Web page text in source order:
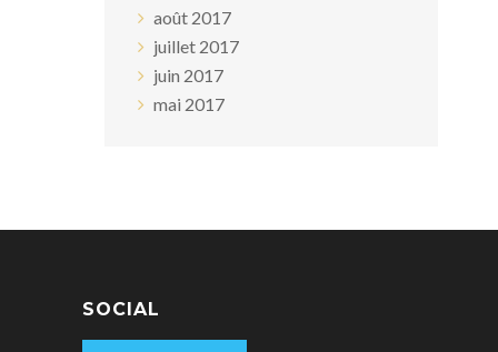
août 2017
juillet 2017
juin 2017
mai 2017
SOCIAL